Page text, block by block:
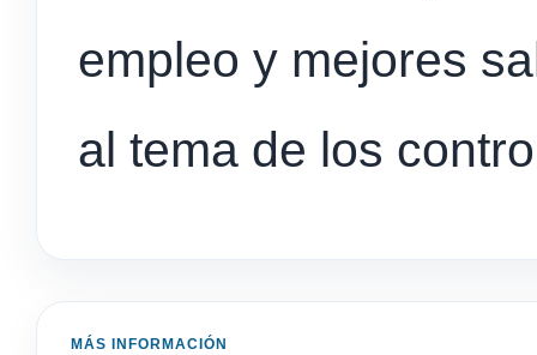
empleo y mejores
al tema de los
MÁS INFORMACIÓN